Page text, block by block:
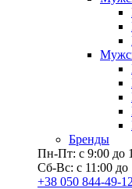
Бренды
Пн-Пт: с 9:00 до
Сб-Вс: с 11:00 до
+38 050 844-49-12